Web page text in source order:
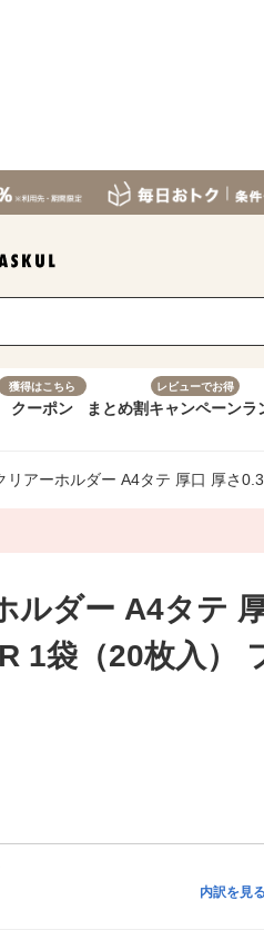
獲得はこちら
クーポン まとめ割
レビューでお得
キャンペーンラ
リアーホルダー A4タテ 厚口 厚さ
ルダー A4タテ
1袋（20枚入）
内訳を見る